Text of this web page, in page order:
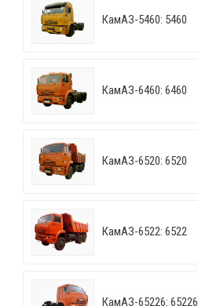
КамАЗ-5460: 5460
КамАЗ-6460: 6460
КамАЗ-6520: 6520
КамАЗ-6522: 6522
КамАЗ-65226: 65226